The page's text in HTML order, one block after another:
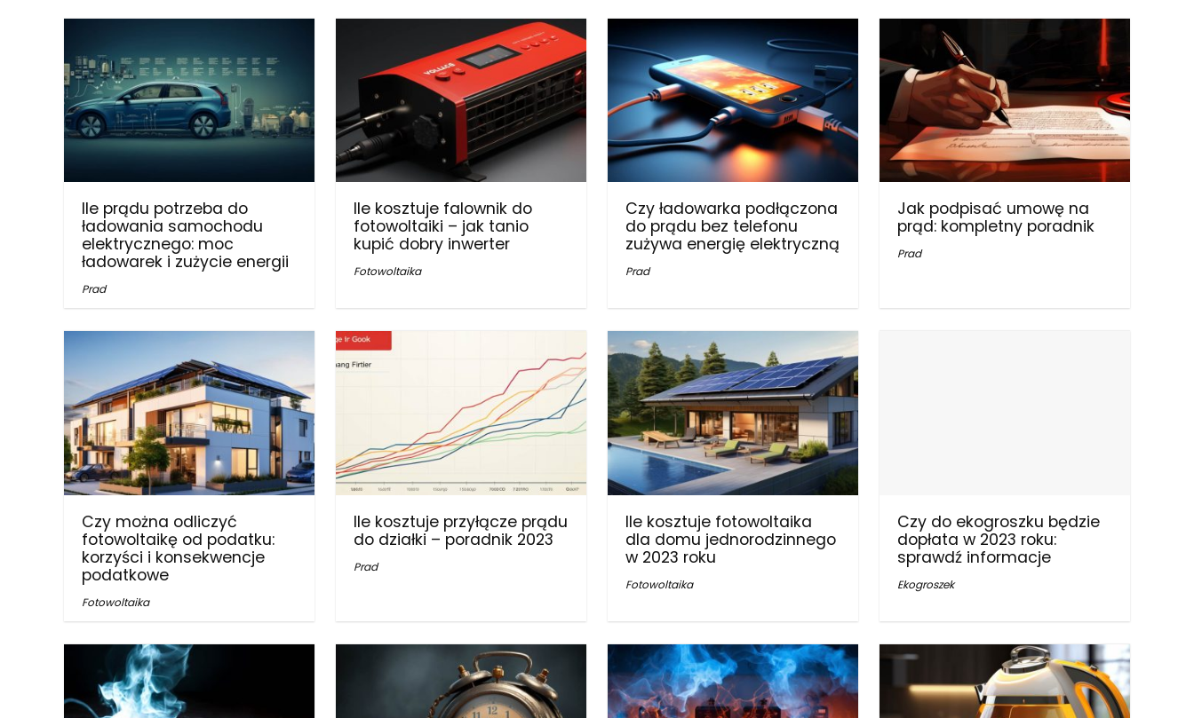
Ile prądu potrzeba do
ładowania samochodu
elektrycznego: moc
ładowarek i zużycie energii
Prad
Ile kosztuje falownik do
fotowoltaiki – jak tanio
kupić dobry inwerter
Fotowoltaika
Czy ładowarka podłączona
do prądu bez telefonu
zużywa energię elektryczną
Prad
Jak podpisać umowę na
prąd: kompletny poradnik
Prad
Czy można odliczyć
fotowoltaikę od podatku:
korzyści i konsekwencje
podatkowe
Fotowoltaika
Ile kosztuje przyłącze prądu
do działki – poradnik 2023
Prad
Ile kosztuje fotowoltaika
dla domu jednorodzinnego
w 2023 roku
Fotowoltaika
Czy do ekogroszku będzie
dopłata w 2023 roku:
sprawdź informacje
Ekogroszek